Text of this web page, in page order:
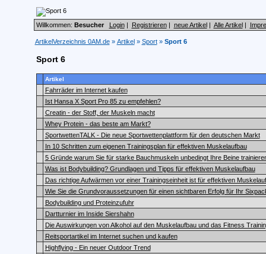
Willkommen: Besucher Login| Registrieren| neue Artikel| Alle Artikel|
ArtikelVerzeichnis 0AM.de» Artikel» Sport» Sport 6
Sport 6
Artikel
Fahrräder im Internet kaufen
Ist Hansa X Sport Pro 85 zu empfehlen?
Creatin - der Stoff, der Muskeln macht
Whey Protein - das beste am Markt?
SportwettenTALK - Die neue Sportwettenplattform für den deutschen Markt
In 10 Schritten zum eigenen Trainingsplan für effektiven Muskelaufbau
5 Gründe warum Sie für starke Bauchmuskeln unbedingt Ihre Beine
Was ist Bodybuilding? Grundlagen und Tipps für effektiven Muskelaufbau
Das richtige Aufwärmen vor einer Trainingseinheit ist für effektiven
Wie Sie die Grundvoraussetzungen für einen sichtbaren Erfolg für Ihr
Bodybuilding und Proteinzufuhr
Dartturnier im Inside Siershahn
Die Auswirkungen von Alkohol auf den Muskelaufbau und das Fitness
Reitsportartikel im Internet suchen und kaufen
Highflying - Ein neuer Outdoor Trend